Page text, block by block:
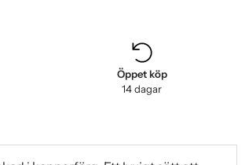
Öppet köp
14 dagar